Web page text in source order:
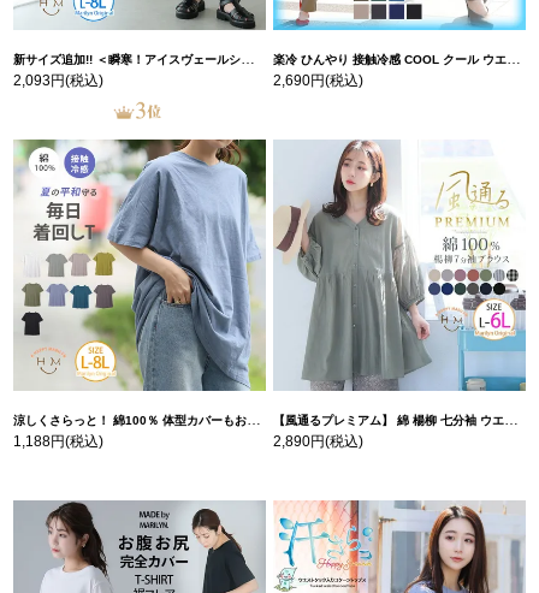
新サイズ追加!! ＜瞬寒！アイスヴェールシリーズ＞ 美脚 ジョガーパンツ 【ウェストゴム】 【ストレッチ】 | 大きいサイズの通販ならハッピーマリリン
2,093円(税込)
楽冷 ひんやり 接触冷感 COOL クール ウエストゴム 楽ちん ストレッチ 美脚 レギパン 【ストレッチ】 | 大きいサイズの通販ならハッピーマリリン
2,690円(税込)
涼しくさらっと！ 綿100％ 体型カバーもお洒落も叶える 風合いコットン ゆるシルエット ドルマン | 大きいサイズの通販ならハッピーマリリン
1,188円(税込)
【風通るプレミアム】 綿 楊柳 七分袖 ウエストギャザー ブラウス | 大きいサイズの通販ならハッピーマリリン
2,890円(税込)